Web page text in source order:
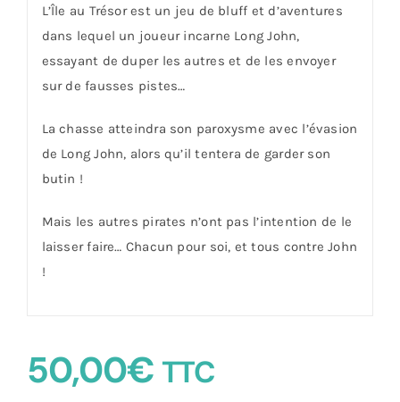
L’Île au Trésor est un jeu de bluff et d’aventures
dans lequel un joueur incarne Long John,
essayant de duper les autres et de les envoyer
sur de fausses pistes…
La chasse atteindra son paroxysme avec l’évasion
de Long John, alors qu’il tentera de garder son
butin !
Mais les autres pirates n’ont pas l’intention de le
laisser faire… Chacun pour soi, et tous contre John
!
50,00€ TTC